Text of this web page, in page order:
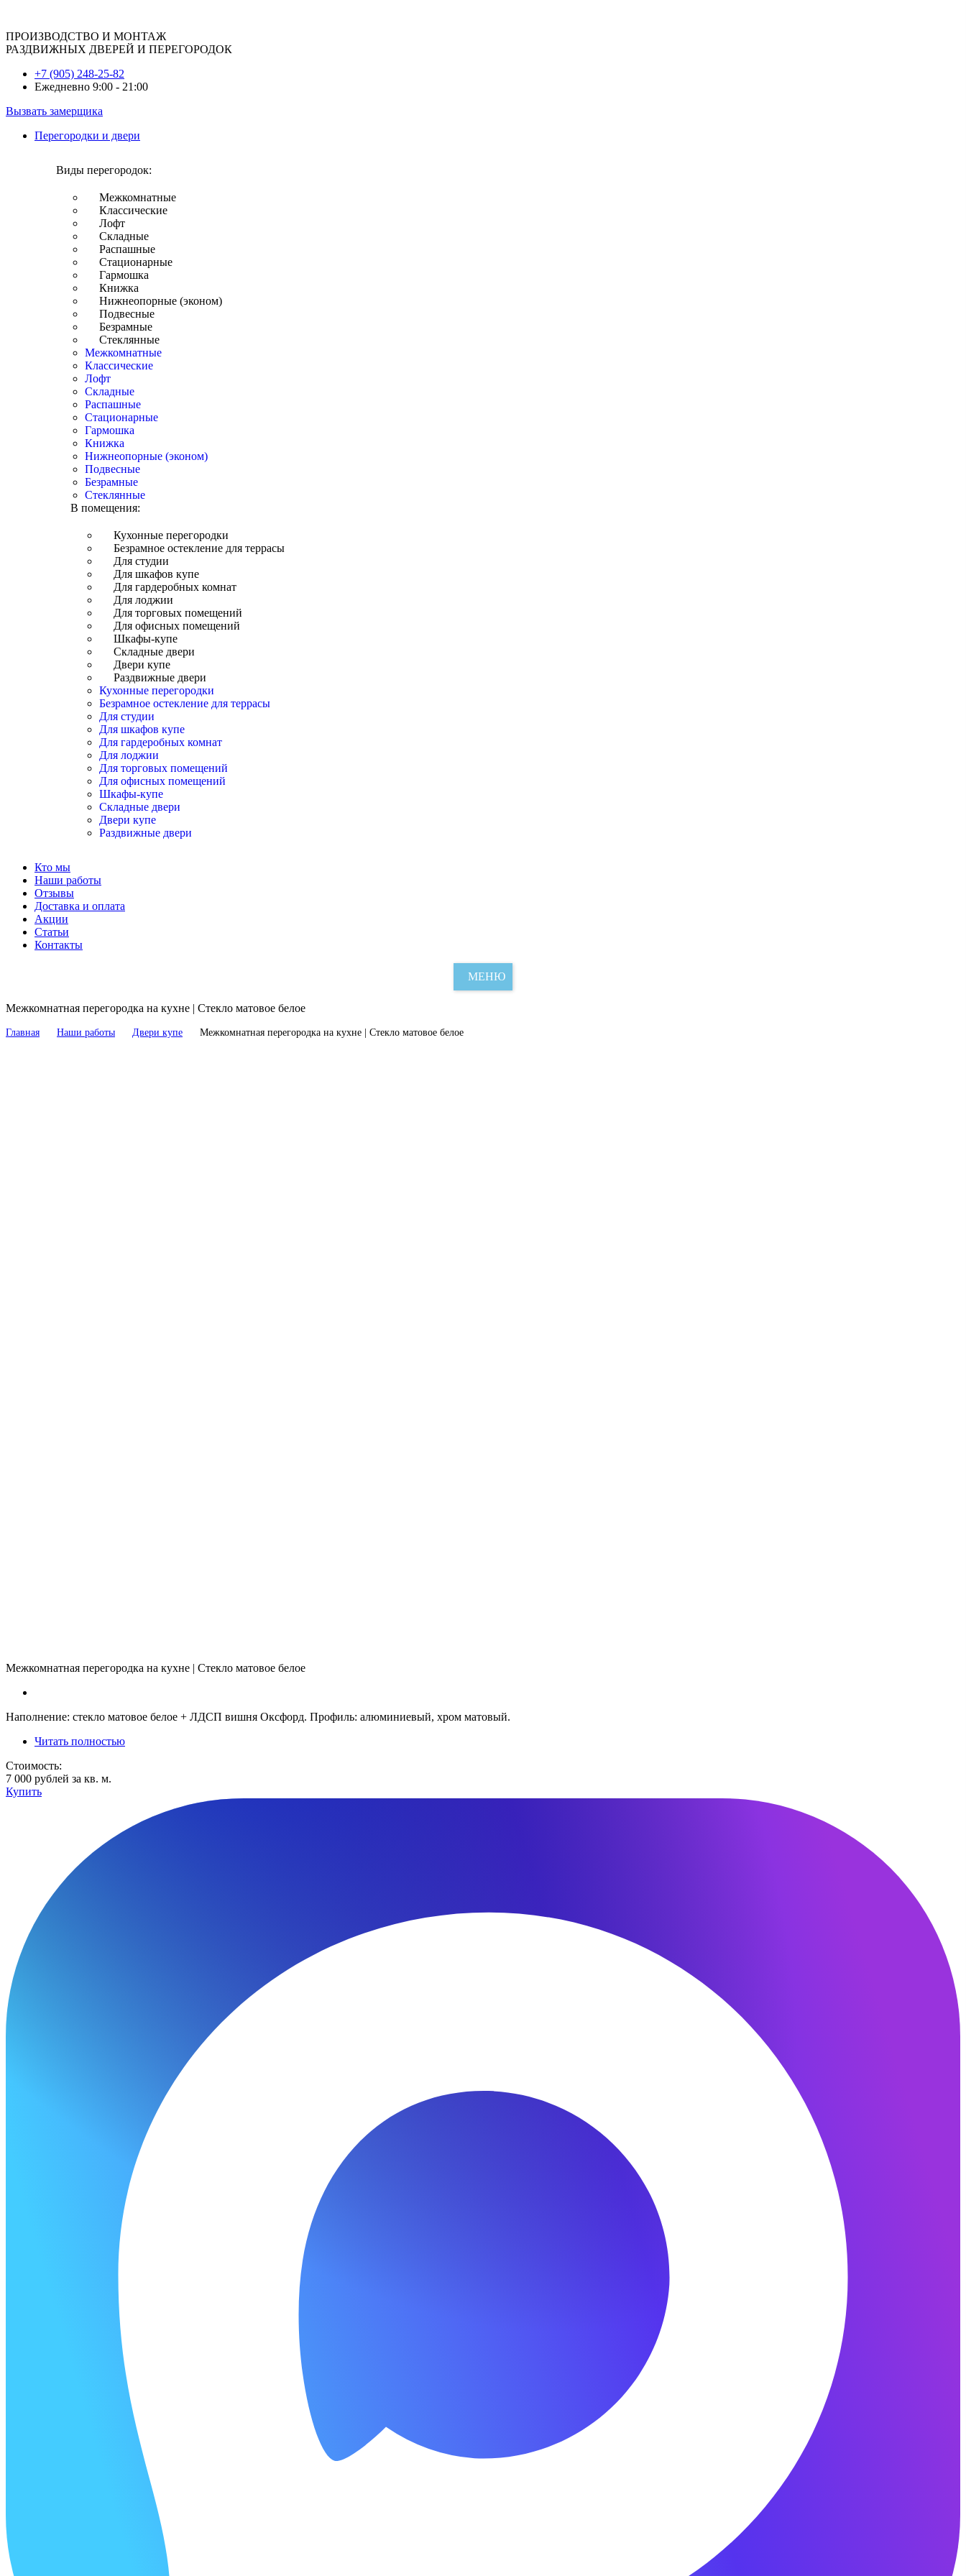
ПРОИЗВОДСТВО И МОНТАЖ
РАЗДВИЖНЫХ ДВЕРЕЙ И ПЕРЕГОРОДОК
+7 (905) 248-25-82
Ежедневно 9:00 - 21:00
Вызвать замерщика
Перегородки и двери
Виды перегородок:
Межкомнатные
Классические
Лофт
Складные
Распашные
Стационарные
Гармошка
Книжка
Нижнеопорные (эконом)
Подвесные
Безрамные
Стеклянные
Межкомнатные
Классические
Лофт
Складные
Распашные
Стационарные
Гармошка
Книжка
Нижнеопорные (эконом)
Подвесные
Безрамные
Стеклянные
В помещения:
Кухонные перегородки
Безрамное остекление для террасы
Для студии
Для шкафов купе
Для гардеробных комнат
Для лоджии
Для торговых помещений
Для офисных помещений
Шкафы-купе
Складные двери
Двери купе
Раздвижные двери
Кухонные перегородки
Безрамное остекление для террасы
Для студии
Для шкафов купе
Для гардеробных комнат
Для лоджии
Для торговых помещений
Для офисных помещений
Шкафы-купе
Складные двери
Двери купе
Раздвижные двери
Кто мы
Наши работы
Отзывы
Доставка и оплата
Акции
Статьи
Контакты
МЕНЮ
Межкомнатная перегородка на кухне | Стекло матовое белое
Главная Наши работы Двери купе Межкомнатная перегородка на кухне | Стекло матовое белое
Межкомнатная перегородка на кухне | Стекло матовое белое
Наполнение: стекло матовое белое + ЛДСП вишня Оксфорд. Профиль: алюминиевый, хром матовый.
Читать полностью
Стоимость:
7 000 рублей за кв. м.
Купить